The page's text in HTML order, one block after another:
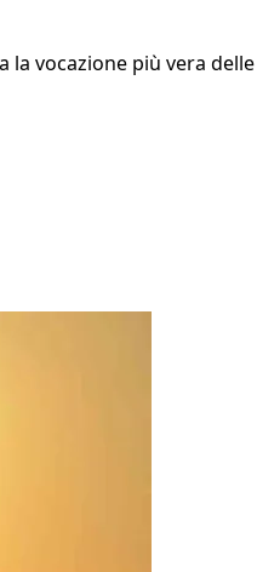
vocazione più vera